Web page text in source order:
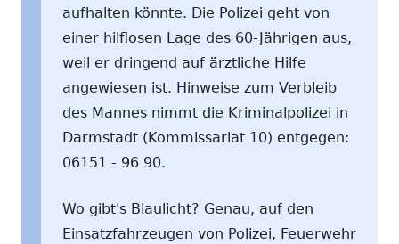
aufhalten könnte. Die Polizei geht von
einer hilflosen Lage des 60-Jährigen aus,
weil er dringend auf ärztliche Hilfe
angewiesen ist. Hinweise zum Verbleib
des Mannes nimmt die Kriminalpolizei in
Darmstadt (Kommissariat 10) entgegen:
06151 - 96 90.
Wo gibt's Blaulicht? Genau, auf den
Einsatzfahrzeugen von Polizei, Feuerwehr